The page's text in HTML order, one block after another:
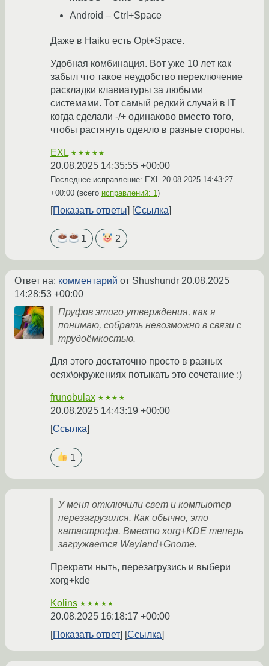
Android – Ctrl+Space
Даже в Haiku есть Opt+Space.
Удобная комбинация. Вот уже 10 лет как
забыл что такое неудобство переключение
раскладки клавиатуры за любыми
системами. Тот самый редкий случай в IT
когда сделали -/+ одинаково вместо того,
чтобы растянуть одеяло в разные стороны.
EXL ★★★★★
20.08.2025 14:35:55 +00:00
Последнее исправление: EXL 20.08.2025 14:43:27
+00:00 (всего исправлений: 1)
Показать ответы Ссылка
1 2
Ответ на: комментарий от Shushundr 20.08.2025
14:28:53 +00:00
Пруфов этого утверждения, как я
понимаю, собрать невозможно в связи с
трудоёмкостью.
Для этого достаточно просто в разных
осях\окружениях потыкать это сочетание :)
frunobulax ★★★★
20.08.2025 14:43:19 +00:00
Ссылка
1
У меня отключили свет и компьютер
перезагрузился. Как обычно, это
катастрофа. Вместо xorg+KDE теперь
загружается Wayland+Gnome.
Прекрати ныть, перезагрузись и выбери
xorg+kde
Kolins ★★★★★
20.08.2025 16:18:17 +00:00
Показать ответ
Ссылка